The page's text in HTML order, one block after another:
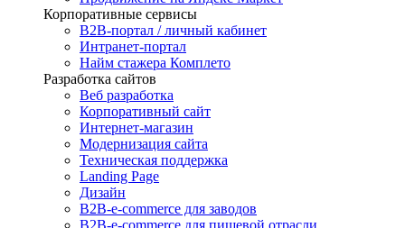
Корпоративные сервисы
B2B-портал / личный кабинет
Интранет-портал
Найм стажера Комплето
Разработка сайтов
Веб разработка
Корпоративный сайт
Интернет-магазин
Модернизация сайта
Техническая поддержка
Landing Page
Дизайн
B2B-e-commerce для заводов
B2B-e-commerce для пищевой отрасли